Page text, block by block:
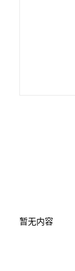
暂无内容